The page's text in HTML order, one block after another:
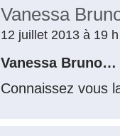
Vanessa
12 juillet 2013 à 19
Vanessa Bruno…
Connaissez vous